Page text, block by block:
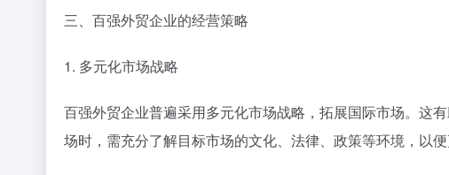
三、百强外贸企业的经营策略
1. 多元化市场战略
百强外贸企业普遍采用多元化市场战略，拓展国际市场。这
场时，需充分了解目标市场的文化、法律、政策等环境，以便